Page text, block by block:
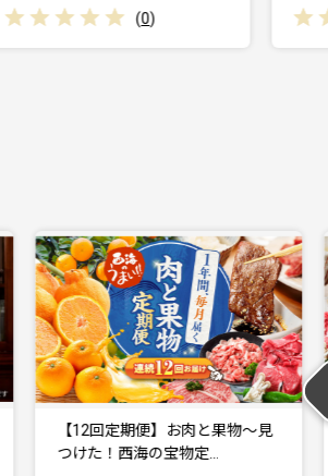
【12回定期便 】お肉と海の幸〜
見つけた！西海の宝…